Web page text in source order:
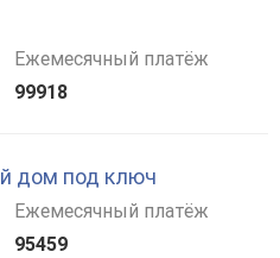
Ежемесячный платёж
99918
дом под ключ
Ежемесячный платёж
95459